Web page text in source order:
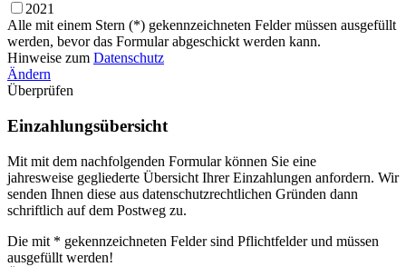
2021
Alle mit einem Stern (*) gekennzeichneten Felder müssen ausgefüllt
werden, bevor das Formular abgeschickt werden kann.
Hinweise zum Datenschutz
Ändern
Überprüfen
Einzahlungsübersicht
Mit mit dem nachfolgenden Formular können Sie eine
jahresweise gegliederte Übersicht Ihrer Einzahlungen anfordern. Wir
senden Ihnen diese aus datenschutzrechtlichen Gründen dann
schriftlich auf dem Postweg zu.
Die mit * gekennzeichneten Felder sind Pflichtfelder und müssen
ausgefüllt werden!